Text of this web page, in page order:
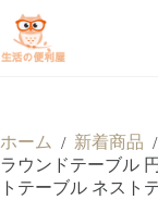
ホーム / 新着商品 /
ラウンドテーブル
トテーブル ネスト